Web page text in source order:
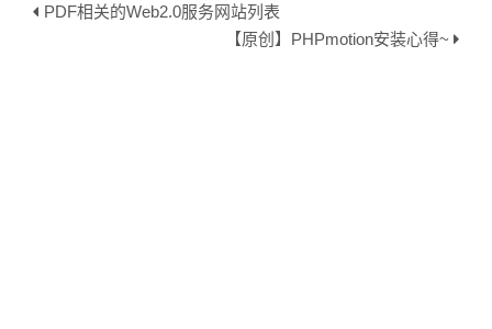
PDF相关的Web2.0服务网站列表
【原创】PHPmotion安装心得~